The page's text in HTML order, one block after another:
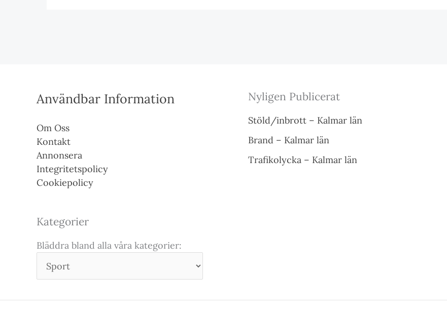
Användbar Information
Om Oss
Kontakt
Annonsera
Integritetspolicy
Cookiepolicy
Kategorier
Bläddra bland alla våra kategorier:
Nyligen Publicerat
Stöld/inbrott – Kalmar län
Brand – Kalmar län
Trafikolycka – Kalmar län